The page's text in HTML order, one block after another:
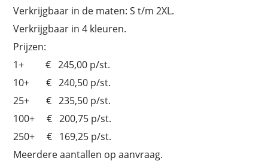
Verkrijgbaar in de maten: S t/m 2XL.
Verkrijgbaar in 4 kleuren.
Prijzen:
1+ € 245,00 p/st.
10+ € 240,50 p/st.
25+ € 235,50 p/st.
100+ € 200,75 p/st.
250+ € 169,25 p/st.
Meerdere aantallen op aanvraag.